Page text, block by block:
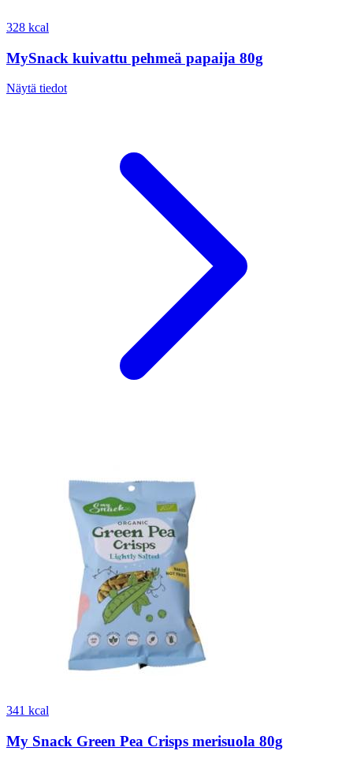
328 kcal
MySnack kuivattu pehmeä papaija 80g
Näytä tiedot
341 kcal
My Snack Green Pea Crisps merisuola 80g